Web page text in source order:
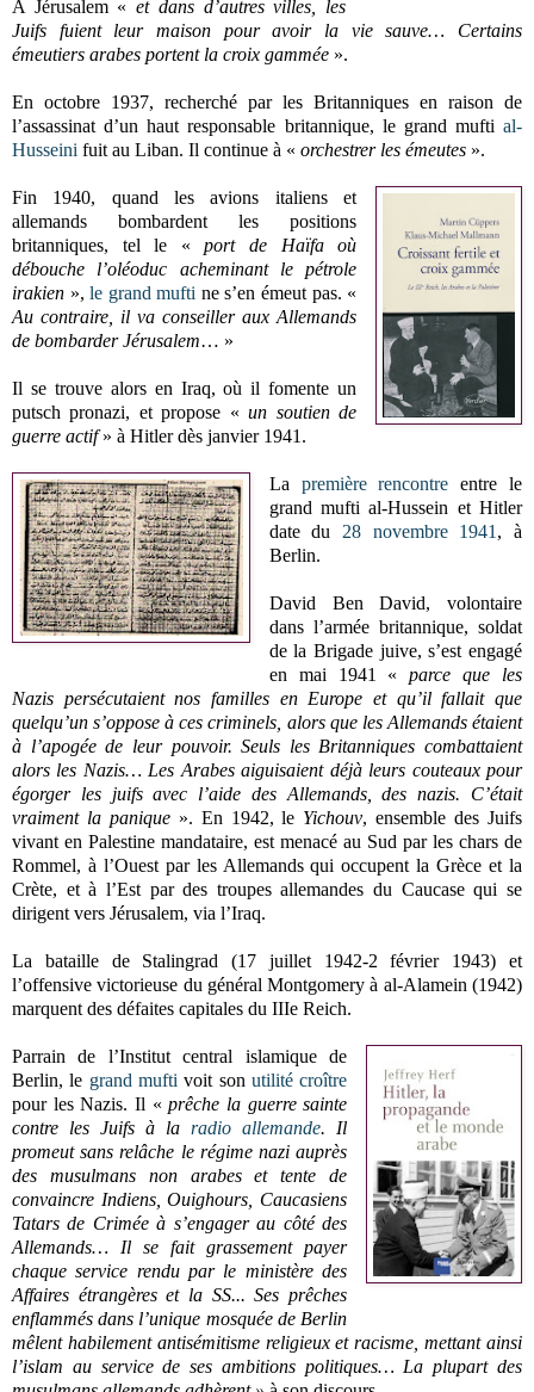
A Jérusalem «et dans d’autres villes, les
Juifs fuient leur maison pour avoir la vie sauve… Certains
émeutiers arabes portent la croix gammée ».
En octobre 1937, recherché par les Britanniques en raison de
l’assassinat d’un haut responsable britannique, le grand mufti al-
Husseini fuit au Liban. Il continue à « orchestrer les émeutes ».
Fin 1940, quand les avions italiens et
allemands bombardent les positions
britanniques, tel le «port de Haïfa où
débouche l’oléoduc acheminant le pétrole
irakien »,le grand mufti ne s’en émeut pas. «
Au contraire, il va conseiller aux Allemands
de bombarder Jérusalem… »
Il se trouve alors en Iraq, où il fomente un
putsch pronazi, et propose «un soutien de
guerre actif» à Hitler dès janvier 1941.
La première rencontre entre le
grand mufti al-Hussein et Hitler
date du 28 novembre 1941 , à
Berlin.
David Ben David, volontaire
dans l’armée britannique, soldat
de la Brigade juive, s’est engagé
en mai 1941 «parce que les
Nazis persécutaient nos familles en Europe et qu’il fallait que
quelqu’un s’oppose à ces criminels, alors que les Allemands étaient
à l’apogée de leur pouvoir. Seuls les Britanniques combattaient
alors les Nazis… Les Arabes aiguisaient déjà leurs couteaux pour
égorger les juifs avec l’aide des Allemands, des nazis. C’était
vraiment la panique». En 1942, le Yichouv, ensemble des Juifs
vivant en Palestine mandataire, est menacé au Sud par les chars de
Rommel, à l’Ouest par les Allemands qui occupent la Grèce et la
Crète, et à l’Est par des troupes allemandes du Caucase qui se
dirigent vers Jérusalem, via l’Iraq.
La bataille de Stalingrad (17 juillet 1942-2 février 1943) et
l’offensive victorieuse du général Montgomery à al-Alamein (1942)
marquent des défaites capitales du IIIe Reich.
Parrain de l’Institut central islamique de
Berlin, le grand mufti voit son utilité croître
pour les Nazis. Il «prêche la guerre sainte
contre les Juifs à laradio allemande. Il
promeut sans relâche le régime nazi auprès
des musulmans non arabes et tente de
convaincre Indiens, Ouighours, Caucasiens
Tatars de Crimée à s’engager au côté des
Allemands… Il se fait grassement payer
chaque service rendu par le ministère des
Affaires étrangères et la SS... Ses prêches
enflammés dans l’unique mosquée de Berlin
mêlent habilement antisémitisme religieux et racisme, mettant ainsi
l’islam au service de ses ambitions politiques… La plupart des